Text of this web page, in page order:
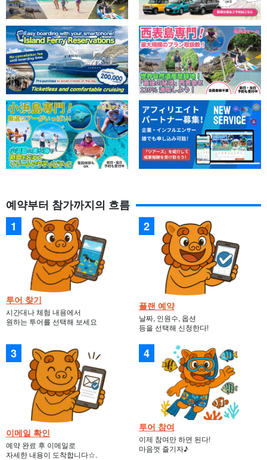
예약부터 참가까지의 흐름
투어 찾기
시간대나 체험 내용에서
원하는 투어를 선택해 보세요
플랜 예약
날짜, 인원수, 옵션
등을 선택해 신청한다!
이메일 확인
예약 완료 후 이메일로
자세한 내용이 도착합니다☆.
투어 참여
이제 참여만 하면 된다!
마음껏 즐기자♪